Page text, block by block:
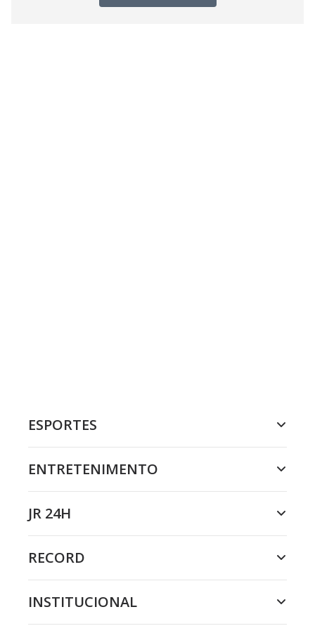
ESPORTES
ENTRETENIMENTO
JR 24H
RECORD
INSTITUCIONAL